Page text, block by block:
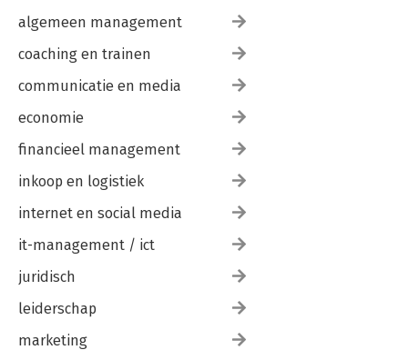
algemeen management
coaching en trainen
communicatie en media
economie
financieel management
inkoop en logistiek
internet en social media
it-management / ict
juridisch
leiderschap
marketing